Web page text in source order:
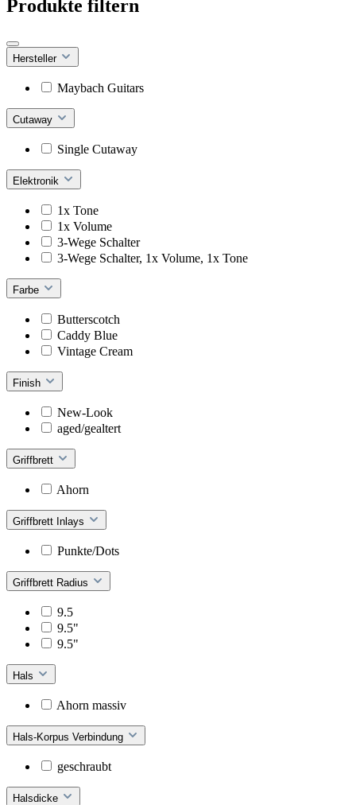
Produkte filtern
Hersteller
Maybach Guitars
Cutaway
Single Cutaway
Elektronik
1x Tone
1x Volume
3-Wege Schalter
3-Wege Schalter, 1x Volume, 1x Tone
Farbe
Butterscotch
Caddy Blue
Vintage Cream
Finish
New-Look
aged/gealtert
Griffbrett
Ahorn
Griffbrett Inlays
Punkte/Dots
Griffbrett Radius
9.5
9.5"
9.5"
Hals
Ahorn massiv
Hals-Korpus Verbindung
geschraubt
Halsdicke